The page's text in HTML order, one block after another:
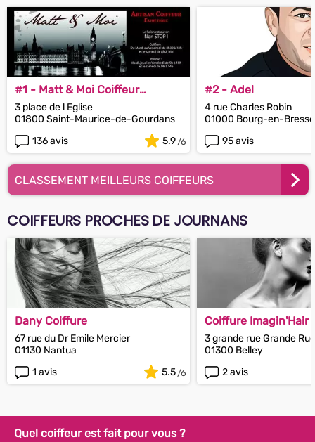
#1 - Matt & Moi Coiffeur
Ésthétique
3 place de l Eglise
01800 Saint-Maurice-de-Gourdans
136 avis
5.9
#2 - Adel
4 rue Charles Robin
01000 Bourg-en-Bresse
95 avis
CLASSEMENT MEILLEURS COIFFEURS
COIFFEURS PROCHES DE JOURNANS
Dany Coiffure
67 rue du Dr Emile Mercier
01130 Nantua
1 avis
5.5
Coiffure Imagin'Hair
3 grande rue Grande Rue
01300 Belley
2 avis
Quel coiffeur est fait pour vous ?